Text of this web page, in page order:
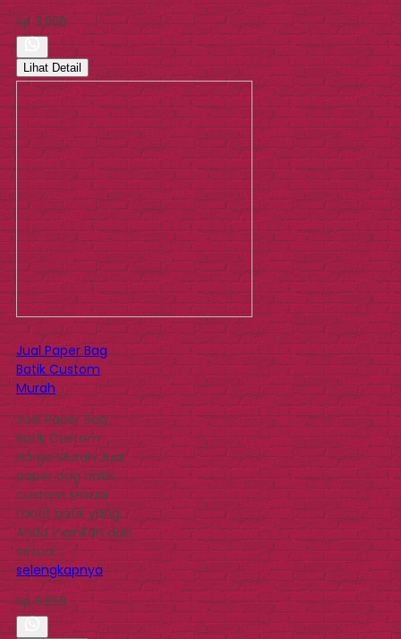
Rp 3.000
Lihat Detail
Jual Paper Bag
Batik Custom
Murah
Jual Paper Bag
Batik Custom
Harga Murah Jual
paper bag batik
custom sesuai
motif batik yang
Anda inginkan dan
sesuai…
selengkapnya
Rp 6.850